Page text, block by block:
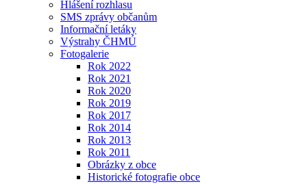
Hlášení rozhlasu
SMS zprávy občanům
Informační letáky
Výstrahy ČHMÚ
Fotogalerie
Rok 2022
Rok 2021
Rok 2020
Rok 2019
Rok 2017
Rok 2014
Rok 2013
Rok 2011
Obrázky z obce
Historické fotografie obce